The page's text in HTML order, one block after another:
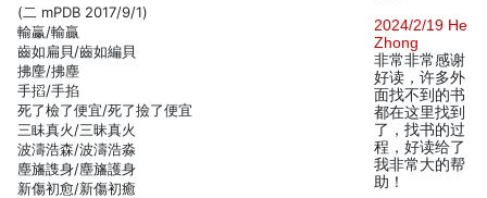
(二 mPDB 2017/9/1)
輸臝/輸贏
齒如扁貝/齒如編貝
拂麈/拂塵
手搯/手掐
死了檢了便宜/死了撿了便宜
三眛真火/三昧真火
波濤浩森/波濤浩淼
塵旛謢身/塵旛護身
新傷初愈/新傷初癒
2024/2/19 He
Zhong
非常非常感谢
好读，许多外
面找不到的书
都在这里找到
了，找书的过
程，好读给了
我非常大的帮
助！